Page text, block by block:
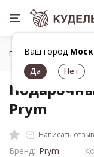
Ваш город
Главная Шитье
Prym
Написать отзыв
Бренд: Prym